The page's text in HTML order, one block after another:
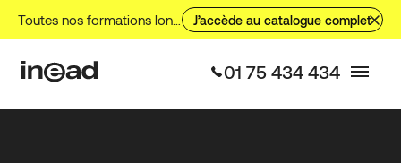
J’accède au catalogue complet
01 75 434 434